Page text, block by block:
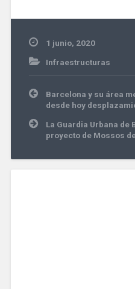
1 junio, 2020
Infraestructuras
Navegación
de
entradas
Barcelona y su área
desde hoy
La Guardia Urbana
proyecto de Mossos